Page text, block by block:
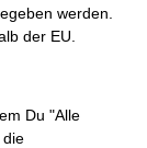
werden.
der EU.
Du "Alle
die